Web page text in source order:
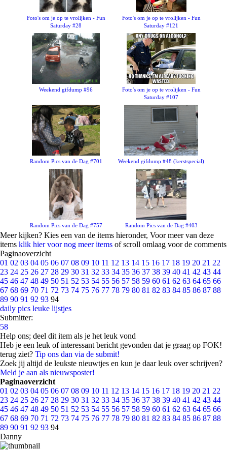
Foto's om je op te vrolijken - Fun
Saturday #28
Foto's om je op te vrolijken - Fun
Saturday #121
Weekend gifdump #96
Foto's om je op te vrolijken - Fun
Saturday #107
Random Pics van de Dag #701 Weekend gifdump #48 (kerstspecial)
Random Pics van de Dag #757 Random Pics van de Dag #403
Meer kijken? Kies een van de items hieronder, Voor meer van deze
items klik hier voor nog meer items of scroll omlaag voor de comments
Paginaoverzicht
01 02 03 04 05 06 07 08 09 10 11 12 13 14 15 16 17 18 19 20 21 22
23 24 25 26 27 28 29 30 31 32 33 34 35 36 37 38 39 40 41 42 43 44
45 46 47 48 49 50 51 52 53 54 55 56 57 58 59 60 61 62 63 64 65 66
67 68 69 70 71 72 73 74 75 76 77 78 79 80 81 82 83 84 85 86 87 88
89 90 91 92 93 94
daily pics leuke lijstjes
Submitter:
58
Help ons; deel dit item als je het leuk vond
Heb je een leuk of interessant bericht gevonden dat je graag op FOK!
terug ziet? Tip ons dan via de submit!
Zoek jij altijd de leukste nieuwtjes en kun je daar leuk over schrijven?
Meld je aan als nieuwsposter!
Paginaoverzicht
01 02 03 04 05 06 07 08 09 10 11 12 13 14 15 16 17 18 19 20 21 22
23 24 25 26 27 28 29 30 31 32 33 34 35 36 37 38 39 40 41 42 43 44
45 46 47 48 49 50 51 52 53 54 55 56 57 58 59 60 61 62 63 64 65 66
67 68 69 70 71 72 73 74 75 76 77 78 79 80 81 82 83 84 85 86 87 88
89 90 91 92 93 94
Danny